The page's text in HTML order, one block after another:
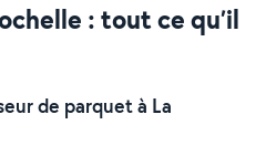
: tout ce qu’il
de parquet à La